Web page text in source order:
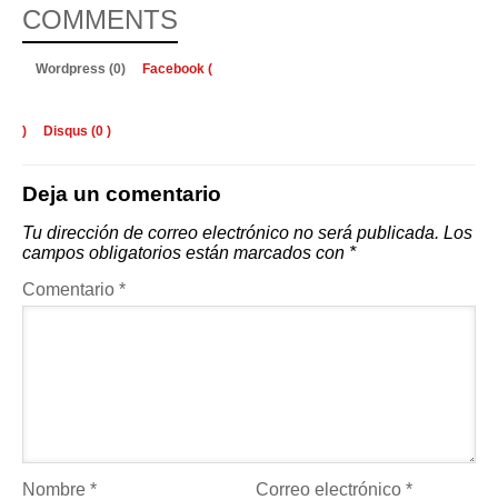
COMMENTS
Wordpress (0) Facebook (
) Disqus (0 )
Deja un comentario
Tu dirección de correo electrónico no será publicada. Los
campos obligatorios están marcados con *
Comentario *
Nombre * Correo electrónico*